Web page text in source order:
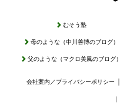
むそう塾
母のような（中川善博のブログ）
父のような（マクロ美風のブログ）
会社案内／プライバシーポリシー ｜
｜